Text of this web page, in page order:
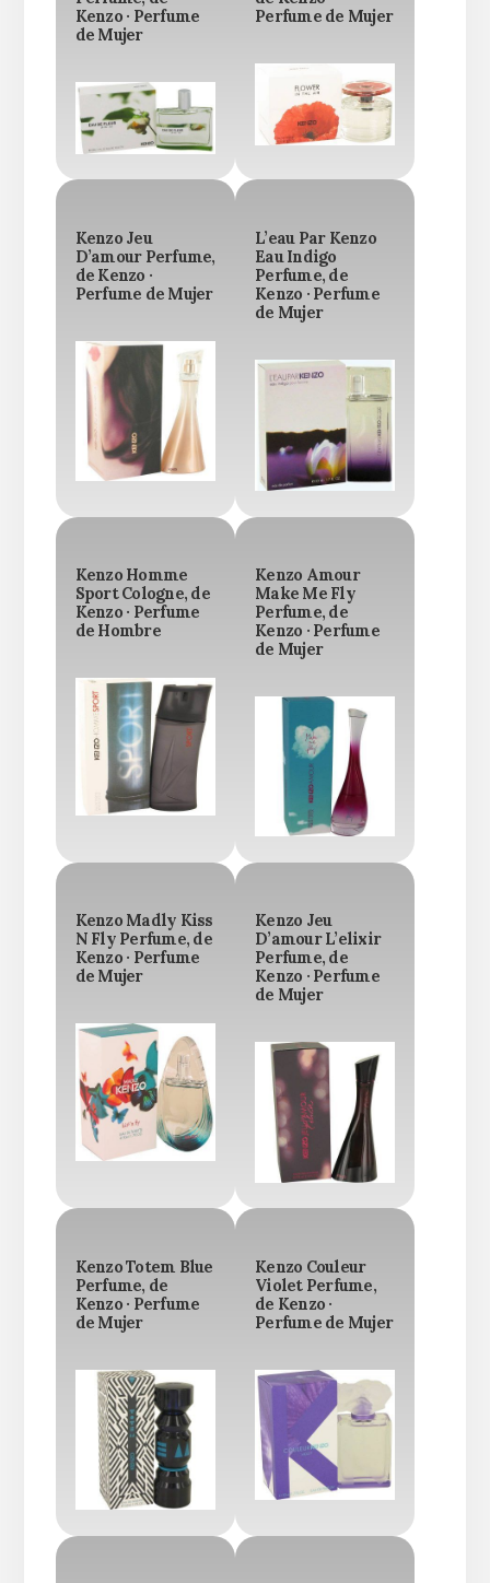
Kenzo · Perfume
de Mujer
Perfume de Mujer
Kenzo Jeu
D’amour Perfume,
de Kenzo ·
Perfume de Mujer
L’eau Par Kenzo
Eau Indigo
Perfume, de
Kenzo · Perfume
de Mujer
Kenzo Homme
Sport Cologne, de
Kenzo · Perfume
de Hombre
Kenzo Amour
Make Me Fly
Perfume, de
Kenzo · Perfume
de Mujer
Kenzo Madly Kiss
N Fly Perfume, de
Kenzo · Perfume
de Mujer
Kenzo Jeu
D’amour L’elixir
Perfume, de
Kenzo · Perfume
de Mujer
Kenzo Totem Blue
Perfume, de
Kenzo · Perfume
de Mujer
Kenzo Couleur
Violet Perfume,
de Kenzo ·
Perfume de Mujer